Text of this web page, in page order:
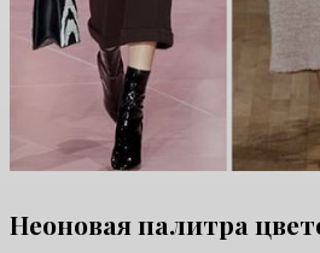
Неоновая палитра